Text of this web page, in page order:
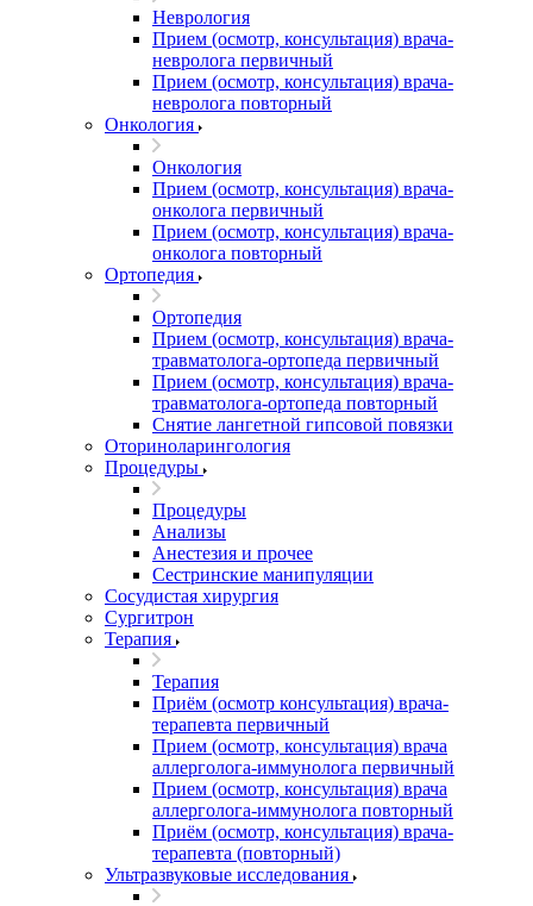
Неврология
Прием (осмотр, консультация) врача-
невролога первичный
Прием (осмотр, консультация) врача-
невролога повторный
Онкология
Онкология
Прием (осмотр, консультация) врача-
онколога первичный
Прием (осмотр, консультация) врача-
онколога повторный
Ортопедия
Ортопедия
Прием (осмотр, консультация) врача-
травматолога-ортопеда первичный
Прием (осмотр, консультация) врача-
травматолога-ортопеда повторный
Снятие лангетной гипсовой повязки
Оториноларингология
Процедуры
Процедуры
Анализы
Анестезия и прочее
Сестринские манипуляции
Сосудистая хирургия
Сургитрон
Терапия
Терапия
Приём (осмотр консультация) врача-
терапевта первичный
Прием (осмотр, консультация) врача
аллерголога-иммунолога первичный
Прием (осмотр, консультация) врача
аллерголога-иммунолога повторный
Приём (осмотр, консультация) врача-
терапевта (повторный)
Ультразвуковые исследования